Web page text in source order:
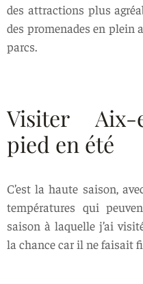
des attractions plus
des promenades en plein
parcs.
Visiter Aix-
pied en été
C’est la haute saison,
températures qui
saison à laquelle j’ai
la chance car il ne faisait